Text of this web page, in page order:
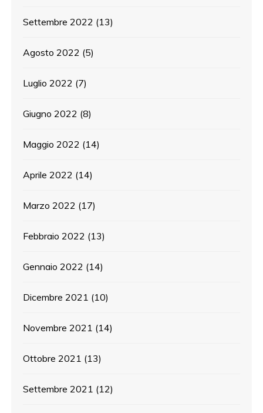
Settembre 2022 (13)
Agosto 2022 (5)
Luglio 2022 (7)
Giugno 2022 (8)
Maggio 2022 (14)
Aprile 2022 (14)
Marzo 2022 (17)
Febbraio 2022 (13)
Gennaio 2022 (14)
Dicembre 2021 (10)
Novembre 2021 (14)
Ottobre 2021 (13)
Settembre 2021 (12)